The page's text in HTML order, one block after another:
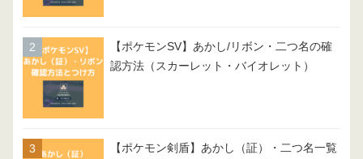
【ポケモンSV】あかし/リボン・二つ名の確
認方法（スカーレット・バイオレット）
【ポケモン剣盾】あかし（証）・二つ名一覧